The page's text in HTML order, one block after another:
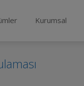
Kurumsal